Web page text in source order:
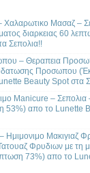
Μασαζ –
διαρκειας 60
Σεπολια!!
– Θεραπεια
Προσωπου
Beauty Spot στα
Manicure –
53%) απο το Lunette
Ημιμονιμο Μακιγιαζ
Φρυδιων με τη
73%) απο το